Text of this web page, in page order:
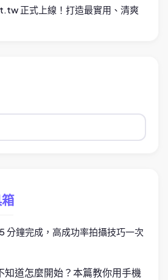
正式上線！打造最實用、清爽
分鐘完成，高成功率拍攝技巧一次
知道怎麼開始？本篇教你用手機